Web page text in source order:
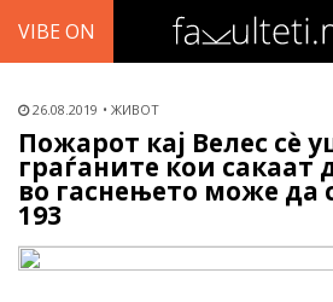
VIBE ON
26.08.2019 ЖИВОТ
Пожарот кај Велес сѐ
граѓаните кои сакаат
во гаснењето може да
193